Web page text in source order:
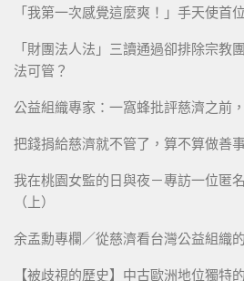
「我第一次感覺這麼爽！」手天使首
「財團法人法」三讀通過卻排除宗教
法可管？
公益組織專家：一窩蜂批評慈濟之前
把錢捐給慈濟就不管了，算不算做善
我在桃園女監的日與夜－專訪一位匿
（上）
余孟勳專欄／從慈濟看台灣公益組織
【被歧視的歷史】中古歐洲地位獨特